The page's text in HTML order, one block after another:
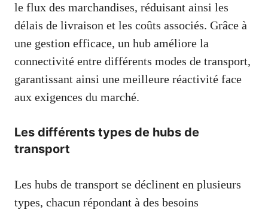
le flux des marchandises, réduisant ainsi les
délais de livraison et les coûts associés. Grâce à
une gestion efficace, un hub améliore la
connectivité entre différents modes de transport,
garantissant ainsi une meilleure réactivité face
aux exigences du marché.
Les différents types de hubs de
transport
Les hubs de transport se déclinent en plusieurs
types, chacun répondant à des besoins